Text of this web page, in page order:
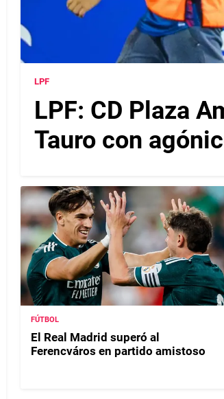
LPF
LPF: CD Plaza
Tauro con
FÚTBOL
El Real Madrid superó al
Ferencváros en partido amistoso